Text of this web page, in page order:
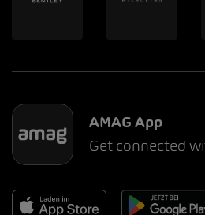
AMAG App
Get connected